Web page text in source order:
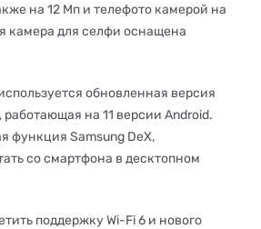
на 12 Мп и телефото камерой на
камера для селфи оснащена
обновленная версия
работающая на 11 версии Android.
функция Samsung DeX,
со смартфона в десктопном
поддержку Wi-Fi 6 и нового